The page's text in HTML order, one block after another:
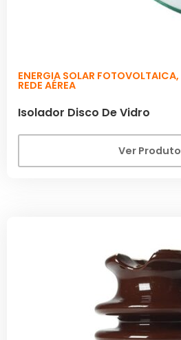
ENERGIA SOLAR FOTOVOLTAICA,
REDE AÉREA
Isolador Disco De Vidro
Ver Produto